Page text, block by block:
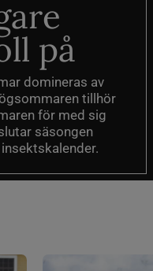
på
domineras av
tillhör
för med sig
säsongen